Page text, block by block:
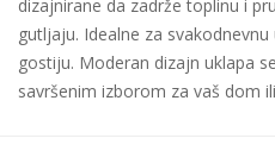
dizajnirane da zadrže toplinu i
gutljaju. Idealne za
gostiju. Moderan dizajn uklapa
savršenim izborom za vaš dom